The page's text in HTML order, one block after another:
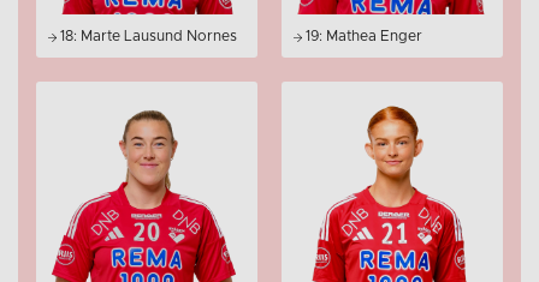
18: Marte Lausund Nornes 19: Mathea Enger